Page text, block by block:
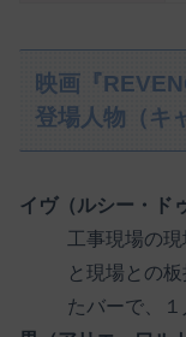
映画『
登場人物（キ
イヴ（ルシー・ド
工事現場の
と現場との
たバーで、１